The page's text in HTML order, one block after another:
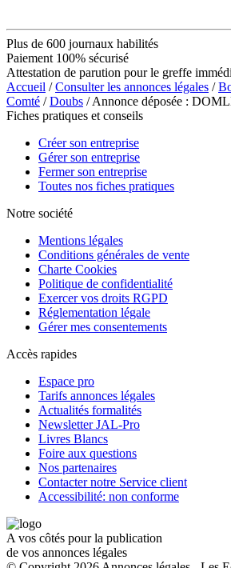
Plus de 600 journaux habilités
Paiement 100% sécurisé
Attestation de parution pour le greffe
Accueil /Consulter les annonces légales /
Comté /Doubs / Annonce déposée :
Fiches pratiques et conseils
Créer son entreprise
Gérer son entreprise
Fermer son entreprise
Toutes nos fiches pratiques
Notre société
Mentions légales
Conditions générales de vente
Charte Cookies
Politique de confidentialité
Exercer vos droits RGPD
Réglementation légale
Gérer mes consentements
Accès rapides
Espace pro
Tarifs annonces légales
Actualités formalités
Newsletter JAL-Pro
Livres Blancs
Foire aux questions
Nos partenaires
Contacter notre Service client
Accessibilité: non conforme
A vos côtés pour la publication
de vos annonces légales